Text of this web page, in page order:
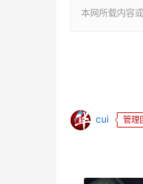
本网所载内容
cui 管理